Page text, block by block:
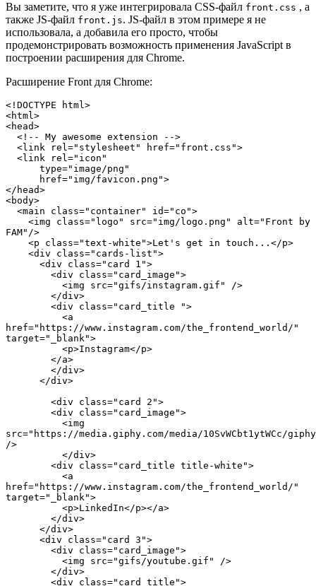
Вы заметите, что я уже интегрировала CSS-файл front.css , а
также JS-файл front.js. JS-файл в этом примере я не
использовала, а добавила его просто, чтобы
продемонстрировать возможность применения JavaScript в
построении расширения для Chrome.
Раcширение Front для Chrome:
<!DOCTYPE html>
<html>
<head>
  <!-- My awesome extension -->
  <link rel="stylesheet" href="front.css">
  <link rel="icon"
      type="image/png"
      href="img/favicon.png">
</head>
<body>
  <main class="container" id="co">
FAM"/>
    <p class="text-white">Let's get in touch...</p>
    <div class="cards-list">
      <div class="card 1">
        <div class="card_image">
          <img src="gifs/instagram.gif" />
        </div>
        <div class="card_title ">
href="https://www.instagram.com/the_frontend_world/"
target="_blank">
          <p>Instagram</p>
        </a>
        </div>
      </div>
        <div class="card 2">
        <div class="card_image">
src="https://media.giphy.com/media/10SvWCbt1ytWCc/
/>
          </div>
        <div class="card_title title-white">
href="https://www.instagram.com/the_frontend_world/"
target="_blank">
          <p>LinkedIn</p></a>
        </div>
      </div>
      <div class="card 3">
        <div class="card_image">
          <img src="gifs/youtube.gif" />
        </div>
        <div class="card_title">